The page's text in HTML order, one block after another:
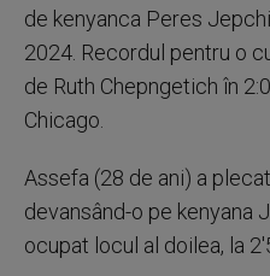
de kenyanca Peres
2024. Recordul pentru o
de Ruth Chepngetich în
Chicago.
Assefa (28 de ani) a
devansând-o pe kenyana
ocupat locul al doilea, la